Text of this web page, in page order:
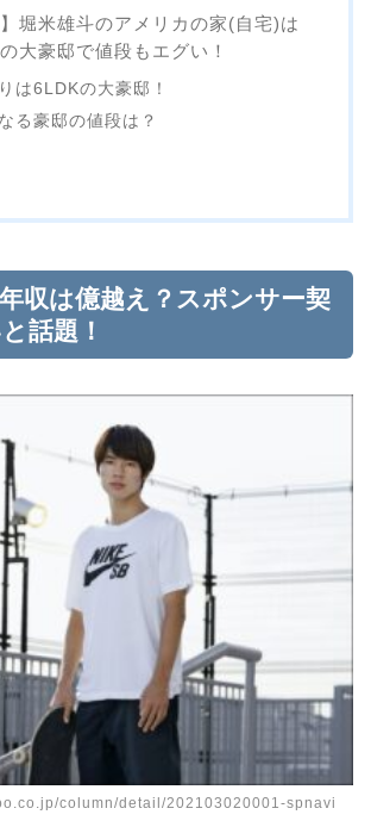
】堀米雄斗のアメリカの家(自宅)は
大豪邸で値段もエグい！
は6LDKの大豪邸！
る豪邸の値段は？
収は億越え？スポンサー契
話題！
column/detail/202103020001-spnavi